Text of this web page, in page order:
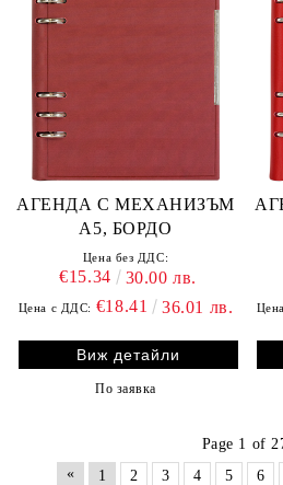
АГЕНДА С МЕХАНИЗЪМ
А5, БОРДО
Цена без ДДС:
€15.34 30.00 лв.
Цена с ДДС: €18.41 36.01 лв.
Виж детайли
По заявка
Page 1 of
«
1 2 3 4 5 6